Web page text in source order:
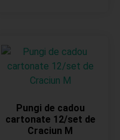
Pungi de cadou
cartonate 12/set de
Craciun M